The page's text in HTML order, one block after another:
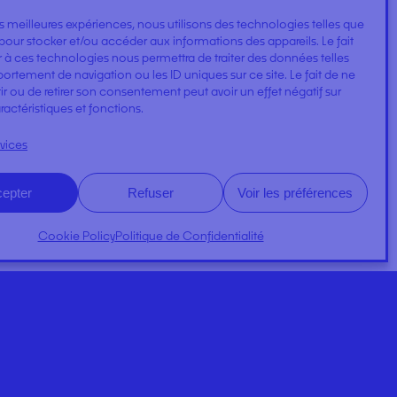
meilleures expériences, nous utilisons des technologies telles que
stocker et/ou accéder aux informations des appareils. Le fait
à ces technologies nous permettra de traiter des données telles
de navigation ou les ID uniques sur ce site. Le fait de ne
ou de retirer son consentement peut avoir un effet négatif sur
et fonctions.
Refuser Voir les préférences
Cookie PolicyPolitique de Confidentialité
25 ans d’expérience
6000 m2de stockage
+1500 références en stock
98% de clients satisfaits